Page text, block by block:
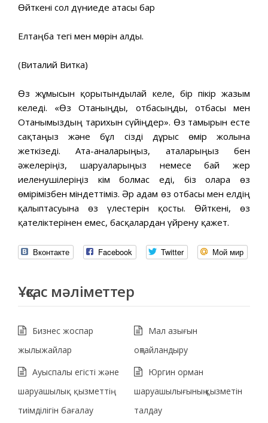
Өйткені сол дүниеде атасы бар
Елтаңба тегі мен мөрін алды.
(Виталий Витка)
Өз жұмысын қорытындылай келе, бір пікір жазғым
келеді. «Өз Отаныңды, отбасыңды, отбасы мен
Отанымыздың тарихын сүйіңдер». Өз тамырын есте
сақтаңыз және бұл сізді дұрыс өмір жолына
жеткізеді. Ата-аналарыңыз, аталарыңыз бен
әжелеріңіз, шаруаларыңыз немесе бай жер
иеленушілеріңіз кім болмас еді, біз оларға өз
өмірімізбен міндеттіміз. Әр адам өз отбасы мен елдің
қалыптасуына өз үлестерін қосты. Өйткені, өз
қателіктерінен емес, басқалардан үйрену қажет.
Вконтакте Facebook Twitter Мой мир
Ұқсас мәліметтер
Бизнес жоспар
жылыжайлар
Мал азығын
оңтайландыру
Ауыспалы егісті және
шаруашылық қызметтің
тиімділігін бағалау
Юргин орман
шаруашылығының қызметін
талдау